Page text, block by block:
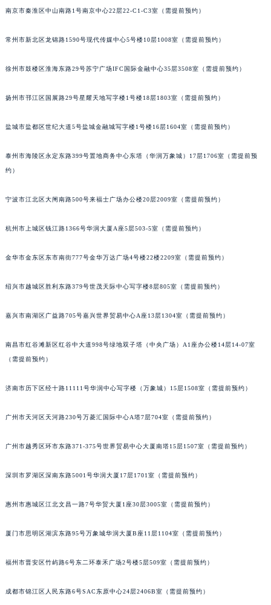
南京市秦淮区中山南路1号南京中心22层22-C1-C3室（需提前预约）
常州市新北区龙锦路1590号现代传媒中心5号楼10层1008室（需提前预约）
徐州市鼓楼区淮海东路29号苏宁广场IFC国际金融中心35层3508室（需提前预约）
扬州市邗江区国展路29号星耀天地写字楼1号楼18层1803室（需提前预约）
盐城市盐都区世纪大道5号盐城金融城写字楼1号楼16层1604室（需提前预约）
泰州市海陵区永定东路399号置地商务中心东塔（华润万象城）17层1706室（需提前预
约）
宁波市江北区大闸南路500号来福士广场办公楼20层2009室（需提前预约）
杭州市上城区钱江路1366号华润大厦A座5层503-5室（需提前预约）
金华市金东区东市南街777号金华万达广场4号楼22楼2209室（需提前预约）
绍兴市越城区胜利东路379号世茂天际中心写字楼8层805室（需提前预约）
嘉兴市南湖区广益路705号嘉兴世界贸易中心A座13层1304室（需提前预约）
南昌市红谷滩新区红谷中大道998号绿地双子塔（中央广场）A1座办公楼14层14-07室
（需提前预约）
济南市历下区经十路11111号华润中心写字楼（万象城）15层1508室（需提前预约）
广州市天河区天河路230号万菱汇国际中心A塔7层704室（需提前预约）
广州市越秀区环市东路371-375号世界贸易中心大厦南塔15层1507室（需提前预约）
深圳市罗湖区深南东路5001号华润大厦17层1701室（需提前预约）
惠州市惠城区江北文昌一路7号华贸大厦1座30层3005室（需提前预约）
厦门市思明区湖滨东路95号万象城华润大厦B座11层1104室（需提前预约）
福州市晋安区竹屿路6号东二环泰禾广场2号楼5层509室（需提前预约）
成都市锦江区人民东路6号SAC东原中心24层2406B室（需提前预约）